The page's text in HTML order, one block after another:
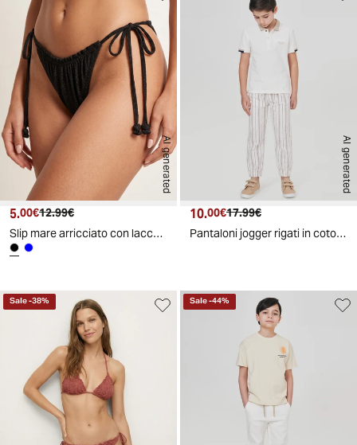
AI generated
Prezzo attuale
5.00€ Prezzo originale
12.99€
Slip mare arricciato con laccetti - Nero
AI generated
Prezzo attuale
10.00€ Prezzo originale
17.99€
Pantaloni jogger rigati in cotone estivi - Righe
Sale-38% Sale-44%